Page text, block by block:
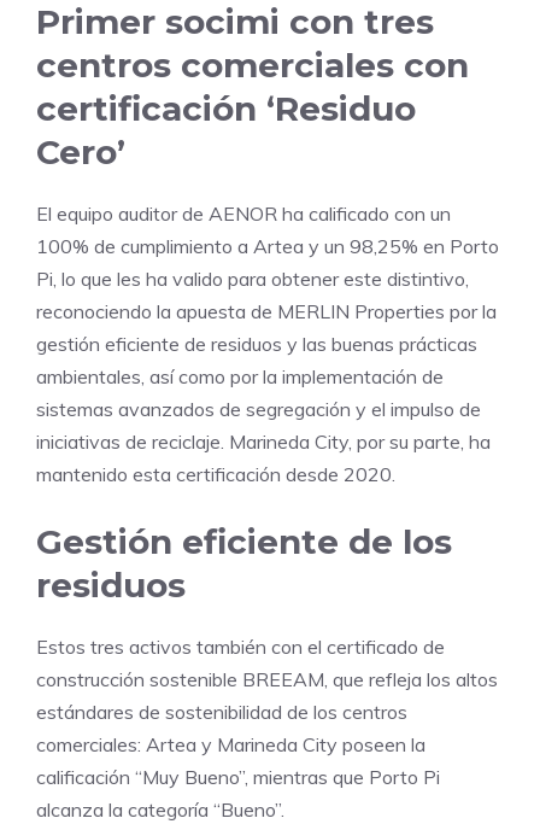
Primer socimi con tres
centros comerciales con
certificación ‘Residuo
Cero’
El equipo auditor de AENOR ha calificado con un
100% de cumplimiento a Artea y un 98,25% en Porto
Pi, lo que les ha valido para obtener este distintivo,
reconociendo la apuesta de MERLIN Properties por la
gestión eficiente de residuos y las buenas prácticas
ambientales, así como por la implementación de
sistemas avanzados de segregación y el impulso de
iniciativas de reciclaje. Marineda City, por su parte, ha
mantenido esta certificación desde 2020.
Gestión eficiente de los
residuos
Estos tres activos también con el certificado de
construcción sostenible BREEAM, que refleja los altos
estándares de sostenibilidad de los centros
comerciales: Artea y Marineda City poseen la
calificación “Muy Bueno”, mientras que Porto Pi
alcanza la categoría “Bueno”.